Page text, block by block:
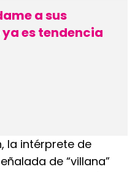
a sus
es tendencia
la intérprete de
de “villana”